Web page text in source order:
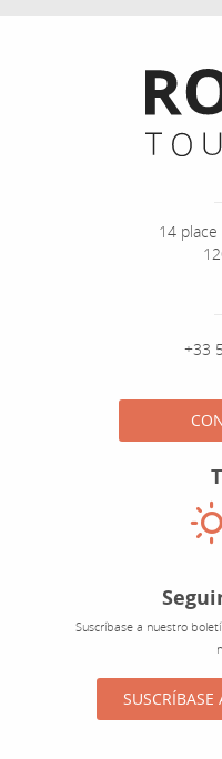
Informations
14 place
+33
Suscríbase a nuestro